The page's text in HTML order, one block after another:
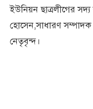
ইউনিয়ন ছাত্রলীগের
হোসেন,সাধারণ
নেতৃবৃন্দ।